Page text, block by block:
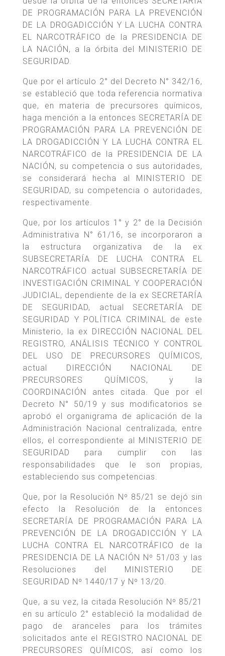
DE PROGRAMACIÓN PARA LA PREVENCIÓN
DE LA DROGADICCIÓN Y LA LUCHA CONTRA
EL NARCOTRÁFICO de la PRESIDENCIA DE
LA NACIÓN, a la órbita del MINISTERIO DE
SEGURIDAD.
Que por el artículo 2° del Decreto N° 342/16,
se estableció que toda referencia normativa
que, en materia de precursores químicos,
haga mención a la entonces SECRETARÍA DE
PROGRAMACIÓN PARA LA PREVENCIÓN DE
LA DROGADICCIÓN Y LA LUCHA CONTRA EL
NARCOTRÁFICO de la PRESIDENCIA DE LA
NACIÓN, su competencia o sus autoridades,
se considerará hecha al MINISTERIO DE
SEGURIDAD, su competencia o autoridades,
respectivamente.
Que, por los artículos 1° y 2° de la Decisión
Administrativa N° 61/16, se incorporaron a
la estructura organizativa de la ex
SUBSECRETARÍA DE LUCHA CONTRA EL
NARCOTRÁFICO actual SUBSECRETARÍA DE
INVESTIGACIÓN CRIMINAL Y COOPERACIÓN
JUDICIAL, dependiente de la ex SECRETARÍA
DE SEGURIDAD, actual SECRETARÍA DE
SEGURIDAD Y POLÍTICA CRIMINAL de este
Ministerio, la ex DIRECCIÓN NACIONAL DEL
REGISTRO, ANÁLISIS TÉCNICO Y CONTROL
DEL USO DE PRECURSORES QUÍMICOS,
actual DIRECCIÓN NACIONAL DE
PRECURSORES QUÍMICOS, y la
COORDINACIÓN antes citada. Que por el
Decreto N° 50/19 y sus modificatorios se
aprobó el organigrama de aplicación de la
Administración Nacional centralizada, entre
ellos, el correspondiente al MINISTERIO DE
SEGURIDAD para cumplir con las
responsabilidades que le son propias,
estableciendo sus competencias.
Que, por la Resolución Nº 85/21 se dejó sin
efecto la Resolución de la entonces
SECRETARÍA DE PROGRAMACIÓN PARA LA
PREVENCIÓN DE LA DROGADICCIÓN Y LA
LUCHA CONTRA EL NARCOTRÁFICO de la
PRESIDENCIA DE LA NACIÓN Nº 51/03 y las
Resoluciones del MINISTERIO DE
SEGURIDAD Nº 1440/17 y Nº 13/20.
Que, a su vez, la citada Resolución Nº 85/21
en su artículo 2° estableció la modalidad de
pago de aranceles para los trámites
solicitados ante el REGISTRO NACIONAL DE
PRECURSORES QUÍMICOS, así como los